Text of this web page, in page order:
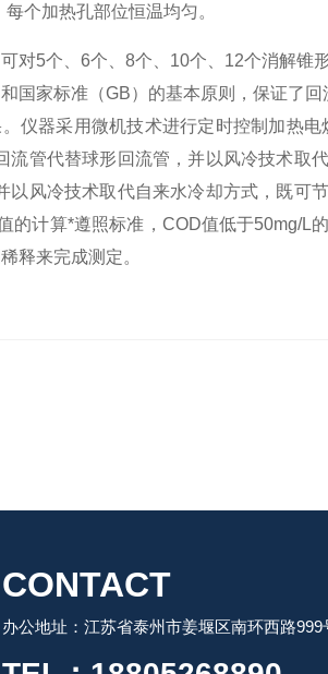
个加热孔部位恒温均匀。
5个、6个、8个、10个、12个消解锥
国家标准（GB）的基本原则，保证了
仪器采用微机技术进行定时控制加热
管代替球形回流管，并以风冷技术取
风冷技术取代自来水冷却方式，既可
的计算*遵照标准，COD值低于50mg/L
释来完成测定。
CONTACT
办公地址：江苏省泰州市姜堰区南环西路999